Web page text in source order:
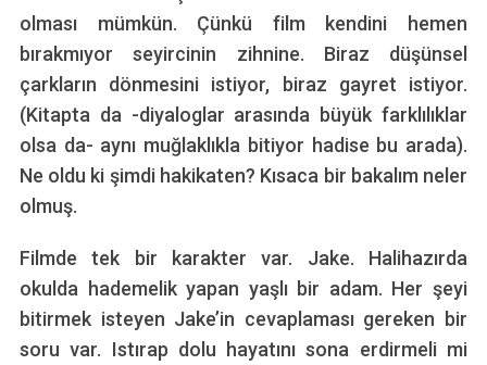
olması mümkün. Çünkü film kendini hemen
bırakmıyor seyircinin zihnine. Biraz düşünsel
çarkların dönmesini istiyor, biraz gayret istiyor.
(Kitapta da -diyaloglar arasında büyük farklılıklar
olsa da- aynı muğlaklıkla bitiyor hadise bu arada).
Ne oldu ki şimdi hakikaten? Kısaca bir bakalım neler
olmuş.
Filmde tek bir karakter var. Jake. Halihazırda
okulda hademelik yapan yaşlı bir adam. Her şeyi
bitirmek isteyen Jake’in cevaplaması gereken bir
soru var. Istırap dolu hayatını sona erdirmeli mi